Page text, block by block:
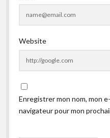
Website
Enregistrer mon nom, mon
navigateur pour mon